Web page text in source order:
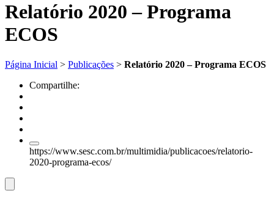
Relatório 2020 – Programa
ECOS
Página Inicial > Publicações > Relatório 2020 – Programa ECOS
Compartilhe:
https://www.sesc.com.br/multimidia/publicacoes/relatorio-
2020-programa-ecos/